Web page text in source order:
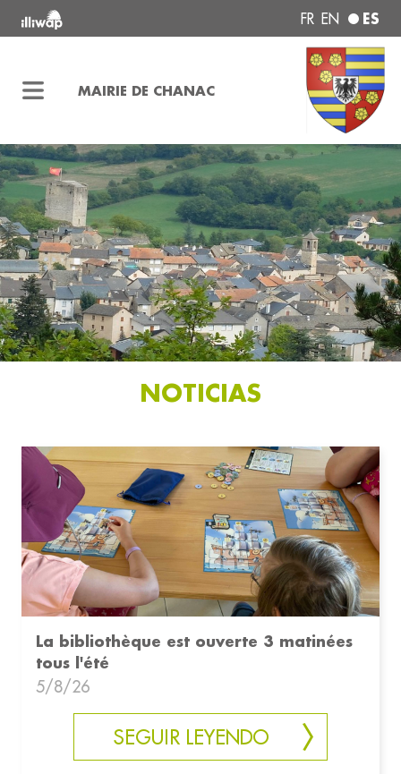
FR EN ES
MAIRIE DE CHANAC
NOTICIAS
La bibliothèque est ouverte 3 matinées
tous l'été
5/8/26
SEGUIR LEYENDO